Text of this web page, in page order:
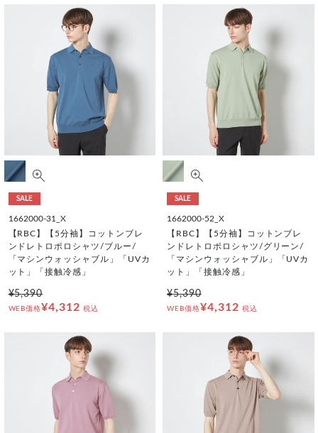
SALE
1662000-31_X
【RBC】【5分袖】コットンブレ
ンドレトロポロシャツ/ブルー/
「マシンウォッシャブル」「UVカ
ット」「接触冷感」
¥5,390
WEB価格¥4,312 税込
SALE
1662000-52_X
【RBC】【5分袖】コットンブレ
ンドレトロポロシャツ/グリーン/
「マシンウォッシャブル」「UVカ
ット」「接触冷感」
¥5,390
WEB価格¥4,312 税込